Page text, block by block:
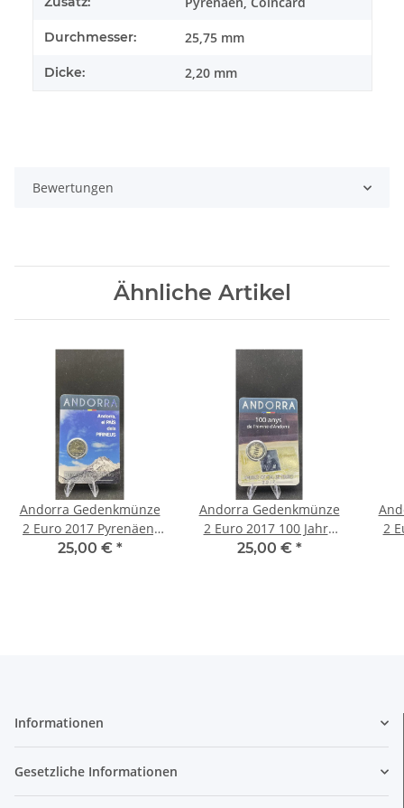
Durchmesser: 25,75 mm
Dicke: 2,20 mm
Bewertungen
Ähnliche Artikel
Andorra Gedenkmünze
2 Euro 2017 Pyrenäen,
Coincard stgl., bfr.
25,00 € *
Andorra Gedenkmünze
2 Euro 2017 100 Jahre
National Hymne
25,00 € *
2
Informationen
Gesetzliche Informationen